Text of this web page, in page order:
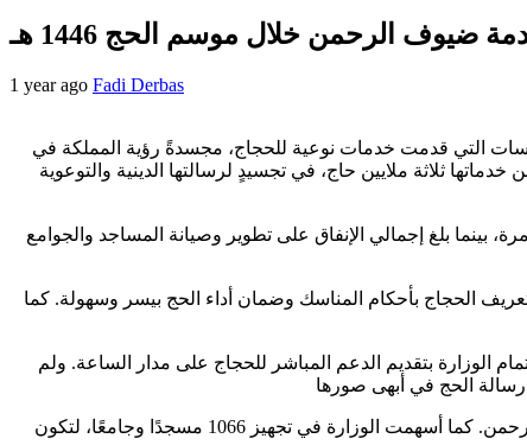
1 year ago Fadi Derbas
في طليعة المؤسسات التي قدمت خدمات نوعية للحجاج، مجسدةً رؤية المملكة في
ثلاثة ملايين حاج، في تجسيدٍ لرسالتها الدينية والتوعوية
في ساحات مسجد نمرة، بينما بلغ إجمالي الإنفاق على تطوير وصيانة المساجد والجوامع
مليون رسالة توعوية تُبَثُّ عبر مختلف الوسائل، لتعريف الحجاج بأحكام المناسك وضمان أداء الحج بيسر وسهولة. كما
خدمة المستفيدين أكثر من 500 ألف مكالمة، مما يعكس مدى اهتمام الوزارة بتقديم الدعم المباشر للحجاج على مدار الساعة. ولم
وبروحٍ من التفاني، شارك في هذه الجهود أكثر من 25 ألف متطوع، ساهموا ب 124 ألف ساعة تطوعية، مُجسدين قيم العطاء وخدمة ضيوف الرحمن. كما أسهمت الوزارة في تجهيز 1066 مسجدًا وجامعًا، لتكون